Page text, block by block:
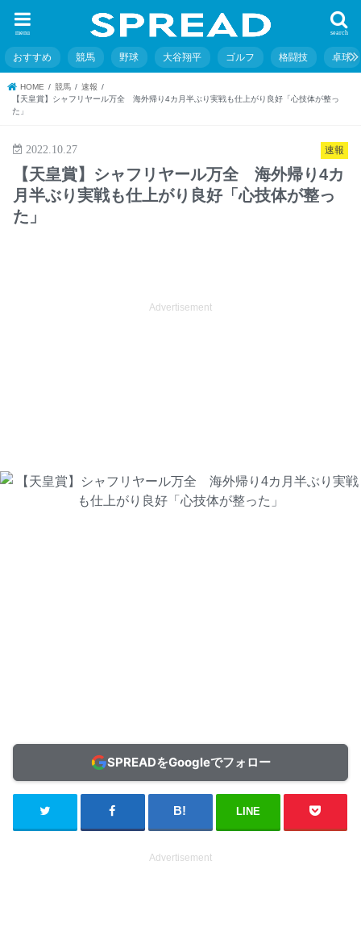
search
menu
おすすめ 競馬 野球 大谷翔平 ゴルフ 格闘技 卓球
HOME 競馬
速報
【天皇賞】シャフリヤール万全 海外帰り4カ月半ぶり実戦も仕上がり良好「心技体が整っ
た」
速報
2022.10.27
【天皇賞】シャフリヤール万全 海外帰り4カ
月半ぶり実戦も仕上がり良好「心技体が整っ
た」
Advertisement
SPREADをGoogleでフォロー
LINE
Advertisement